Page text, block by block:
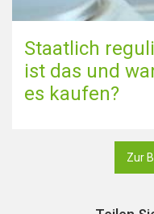
Staatlich
ist das und
es kaufen?
Zur